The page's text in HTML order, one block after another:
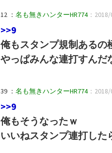
12 ： 名も無きハンターHR774：2018/
>>9
俺もスタンプ規制あるの
やっぱみんな連打すんだ
39 ： 名も無きハンターHR774：2018/
>>9
俺もそうなったｗ
いいねスタンプ連打し